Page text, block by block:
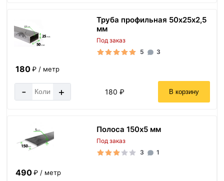
Труба профильная 50х25х2,5
мм
Под заказ
5
3
180₽ / метр
- + 180 ₽ В корзину
Полоса 150х5 мм
Под заказ
3
1
490₽ / метр